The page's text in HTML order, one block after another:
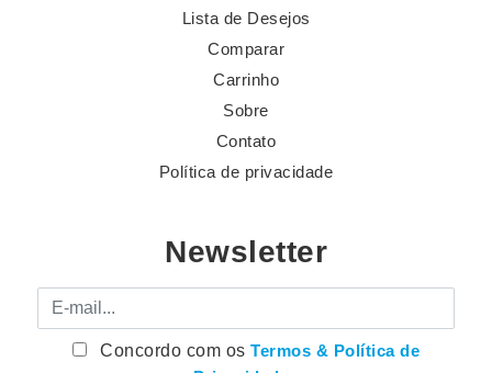
Lista de Desejos
Comparar
Carrinho
Sobre
Contato
Política de privacidade
Newsletter
E-mail
Concordo com osTermos & Política de